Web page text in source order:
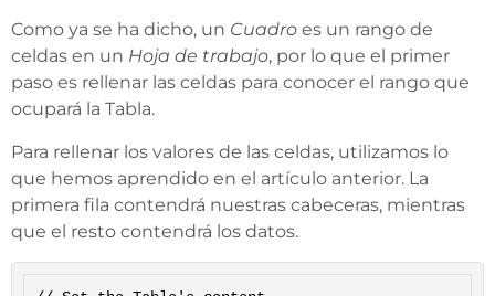
Como ya se ha dicho, un Cuadro es un rango de
celdas en un Hoja de trabajo, por lo que el primer
paso es rellenar las celdas para conocer el rango que
ocupará la Tabla.
Para rellenar los valores de las celdas, utilizamos lo
que hemos aprendido en el artículo anterior. La
primera fila contendrá nuestras cabeceras, mientras
que el resto contendrá los datos.